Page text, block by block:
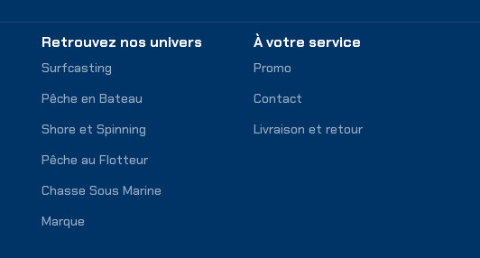
Retrouvez nos univers
Surfcasting
Pêche en Bateau
Shore et Spinning
Pêche au Flotteur
Chasse Sous Marine
Marque
À votre service
Promo
Contact
Livraison et retour